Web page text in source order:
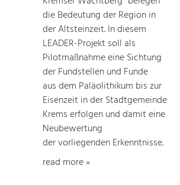
die Bedeutung der Region in
der Altsteinzeit. In diesem
LEADER-Projekt soll als
Pilotmaßnahme eine Sichtung
der Fundstellen und Funde
aus dem Paläolithikum bis zur
Eisenzeit in der Stadtgemeinde
Krems erfolgen und damit eine
Neubewertung
der vorliegenden Erkenntnisse.
read more »